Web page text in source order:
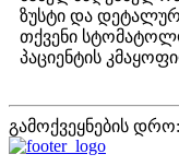
ზუსტი და
თქვენი
პაციენტის
გამოქვეყნების